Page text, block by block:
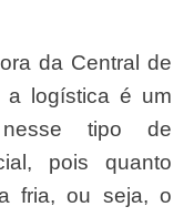
a logística é um
tipo de
pois quanto
fria, ou seja, o